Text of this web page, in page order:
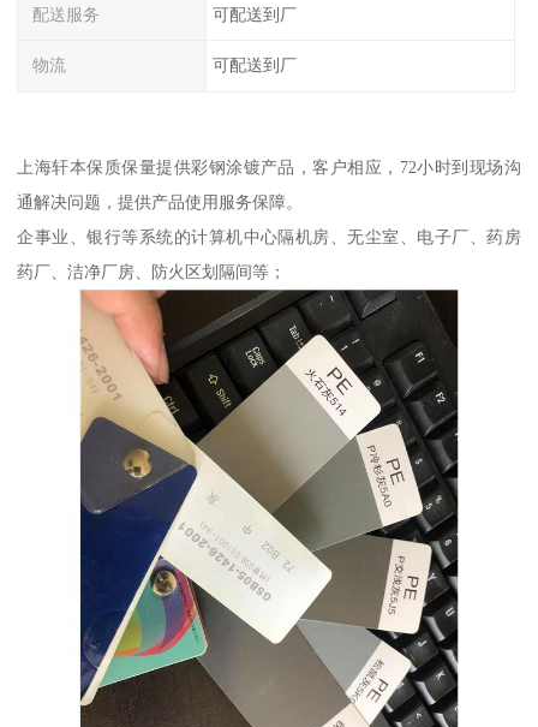
配送服务 可配送到厂
物流 可配送到厂
上海轩本保质保量提供彩钢涂镀产品，客户相应，72小时到现场沟
通解决问题，提供产品使用服务保障。
企事业、银行等系统的计算机中心隔机房、无尘室、电子厂、药房
药厂、洁净厂房、防火区划隔间等；